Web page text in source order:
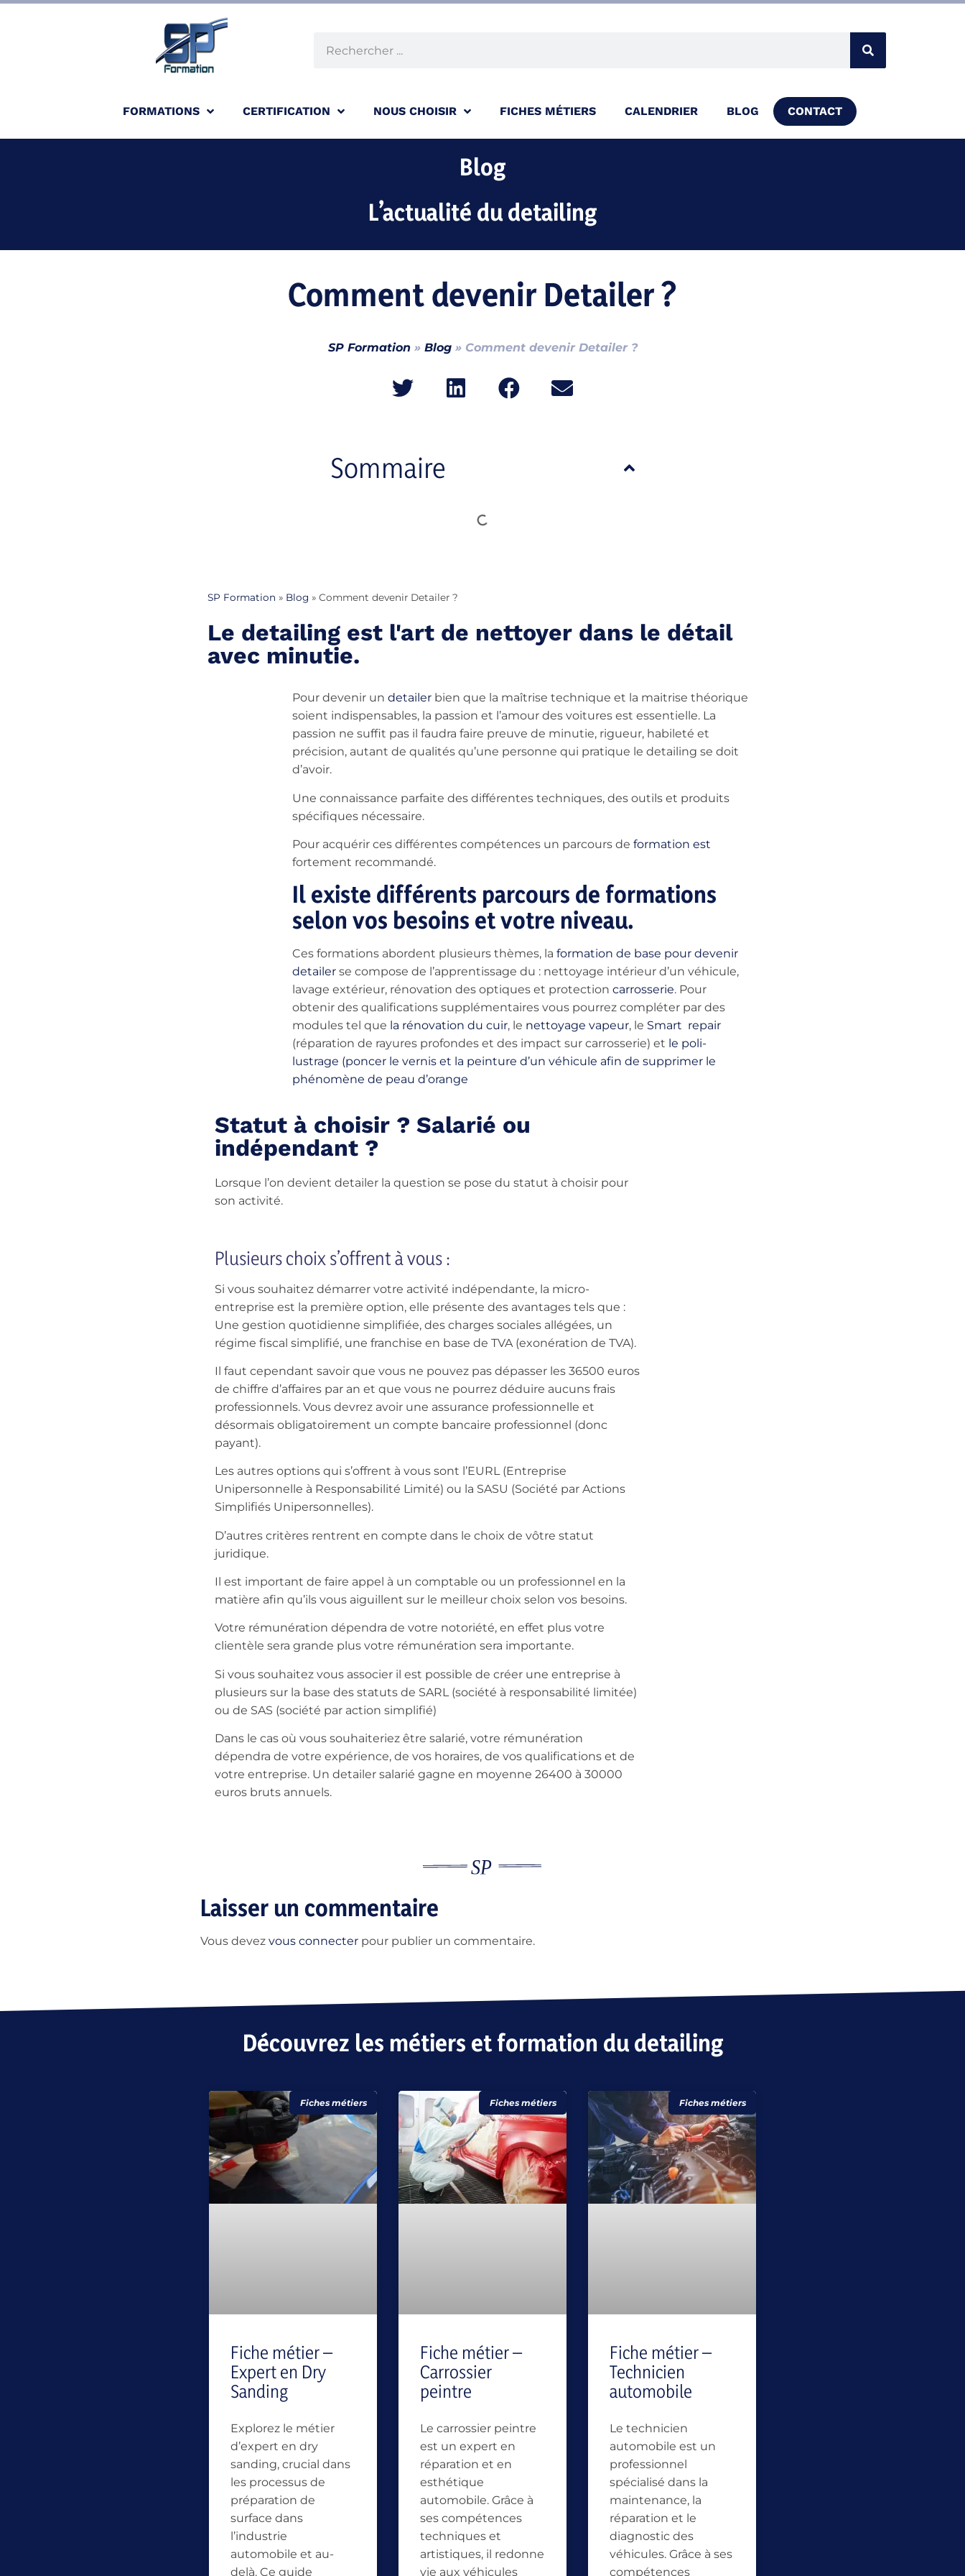
FORMATIONS CERTIFICATION NOUS CHOISIR FICHES MÉTIERS CALENDRIER BLOG CONTACT
Blog
L’actualité du detailing
Comment devenir Detailer ?
SP Formation» Blog» Comment devenir Detailer ?
Sommaire
SP Formation » Blog » Comment devenir Detailer ?
Le detailing est l'art de nettoyer dans le détail
avec minutie.
Pour devenir undetailer bien que la maîtrise technique et la maitrise théorique
soient indispensables, la passion et l’amour des voitures est essentielle. La
passion ne suffit pas il faudra faire preuve de minutie, rigueur, habileté et
précision, autant de qualités qu’une personne qui pratique le detailing se doit
d’avoir.
Une connaissance parfaite des différentes techniques, des outils et produits
spécifiques nécessaire.
Pour acquérir ces différentes compétences un parcours deformation est
fortement recommandé.
Il existe différents parcours de formations
selon vos besoins et votre niveau.
Ces formations abordent plusieurs thèmes, laformation de base pour devenir
detailer se compose de l’apprentissage du : nettoyage intérieur d’un véhicule,
lavage extérieur, rénovation des optiques et protectioncarrosserie. Pour
obtenir des qualifications supplémentaires vous pourrez compléter par des
modules tel que la rénovation du cuir, le nettoyage vapeur, le Smart repair
(réparation de rayures profondes et des impact sur carrosserie) et le poli-
lustrage (poncer le vernis et la peinture d’un véhicule afin de supprimer le
phénomène de peau d’orange
Statut à choisir ? Salarié ou
indépendant ?
Lorsque l’on devient detailer la question se pose du statut à choisir pour
son activité.
Plusieurs choix s’offrent à vous :
Si vous souhaitez démarrer votre activité indépendante, la micro-
entreprise est la première option, elle présente des avantages tels que :
Une gestion quotidienne simplifiée, des charges sociales allégées, un
régime fiscal simplifié, une franchise en base de TVA (exonération de TVA).
Il faut cependant savoir que vous ne pouvez pas dépasser les 36500 euros
de chiffre d’affaires par an et que vous ne pourrez déduire aucuns frais
professionnels. Vous devrez avoir une assurance professionnelle et
désormais obligatoirement un compte bancaire professionnel (donc
payant).
Les autres options qui s’offrent à vous sont l’EURL (Entreprise
Unipersonnelle à Responsabilité Limité) ou la SASU (Société par Actions
Simplifiés Unipersonnelles).
D’autres critères rentrent en compte dans le choix de vôtre statut
juridique.
Il est important de faire appel à un comptable ou un professionnel en la
matière afin qu’ils vous aiguillent sur le meilleur choix selon vos besoins.
Votre rémunération dépendra de votre notoriété, en effet plus votre
clientèle sera grande plus votre rémunération sera importante.
Si vous souhaitez vous associer il est possible de créer une entreprise à
plusieurs sur la base des statuts de SARL (société à responsabilité limitée)
ou de SAS (société par action simplifié)
Dans le cas où vous souhaiteriez être salarié, votre rémunération
dépendra de votre expérience, de vos horaires, de vos qualifications et de
votre entreprise. Un detailer salarié gagne en moyenne 26400 à 30000
euros bruts annuels.
Laisser un commentaire
Vous devez vous connecterpour publier un commentaire.
Découvrez les métiers et formation du detailing
Fiches métiers
Fiche métier –
Expert en Dry
Sanding
Explorez le métier
d’expert en dry
sanding, crucial dans
les processus de
préparation de
surface dans
l’industrie
automobile et au-
delà. Ce guide
Fiches métiers
Fiche métier –
Carrossier
peintre
Le carrossier peintre
est un expert en
réparation et en
esthétique
automobile. Grâce à
ses compétences
techniques et
artistiques, il redonne
vie aux véhicules
Fiches métiers
Fiche métier –
Technicien
automobile
Le technicien
automobile est un
professionnel
spécialisé dans la
maintenance, la
réparation et le
diagnostic des
véhicules. Grâce à ses
compétences